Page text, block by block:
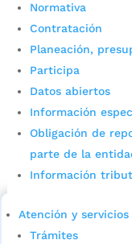
Normativa
Contratación
Planeación,
Participa
Datos abiertos
Información
Obligación de
parte de la
Información
Atención y
Trámites
Cupos
Consulta aqui los
cupo escolar en
Alcaldía de